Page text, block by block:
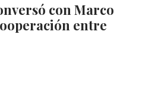
con Marco
entre